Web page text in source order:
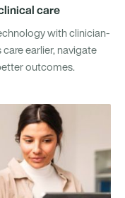
care
with clinician-
earlier, navigate
outcomes.